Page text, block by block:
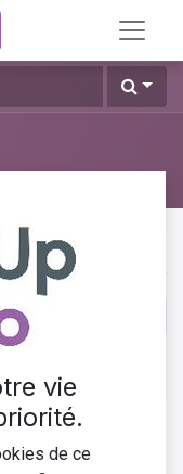
la fiche article est
pouvez
vie
de ce